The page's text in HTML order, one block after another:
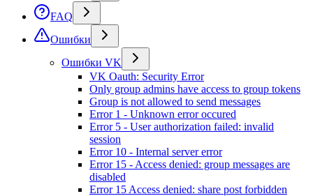
FAQ
Ошибки
Ошибки VK
VK Oauth: Security Error
Only group admins have access to group tokens
Group is not allowed to send messages
Error 1 - Unknown error occured
Error 5 - User authorization failed: invalid
session
Error 10 - Internal server error
Error 15 - Access denied: group messages are
disabled
Error 15 Access denied: share post forbidden